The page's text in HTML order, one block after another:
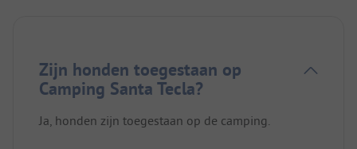
Zijn honden toegestaan op
Camping Santa Tecla?
Ja, honden zijn toegestaan op de camping.